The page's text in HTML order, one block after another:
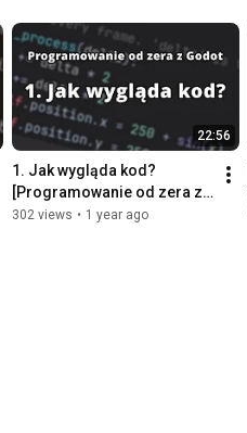
22:56
1. Jak wygląda kod?
[Programowanie od zera z
Godot]
302 views • 1 year ago